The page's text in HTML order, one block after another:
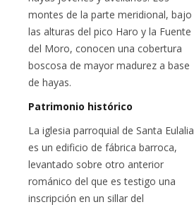
montes de la parte meridional, bajo
las alturas del pico Haro y la Fuente
del Moro, conocen una cobertura
boscosa de mayor madurez a base
de hayas.
Patrimonio histórico
La iglesia parroquial de Santa Eulalia
es un edificio de fábrica barroca,
levantado sobre otro anterior
románico del que es testigo una
inscripción en un sillar del